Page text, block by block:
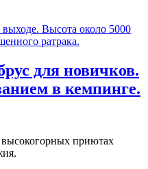
для новичков.
в кемпинге.
приютах